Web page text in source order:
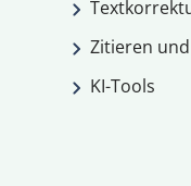
Zitieren
KI-Tools